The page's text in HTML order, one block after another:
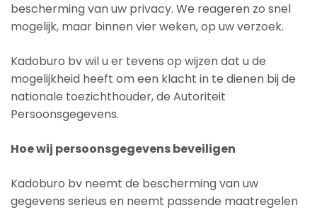
bescherming van uw privacy. We reageren zo snel
mogelijk, maar binnen vier weken, op uw verzoek.
Kadoburo bv wil u er tevens op wijzen dat u de
mogelijkheid heeft om een klacht in te dienen bij de
nationale toezichthouder, de Autoriteit
Persoonsgegevens.
Hoe wij persoonsgegevens beveiligen
Kadoburo bv neemt de bescherming van uw
gegevens serieus en neemt passende maatregelen